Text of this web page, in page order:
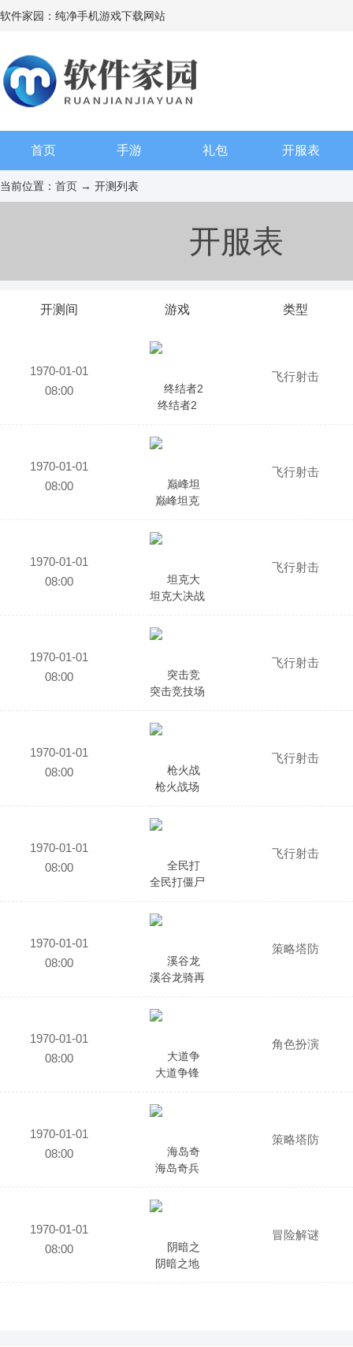
软件家园：纯净手机游戏下载网站
首页 手游 礼包 开服表
当前位置： 首页 → 开测列表
开服表
开测间 游戏 类型
1970-01-01
08:00
终结者2
飞行射击
1970-01-01
08:00
巅峰坦克
飞行射击
1970-01-01
08:00
坦克大决战
飞行射击
1970-01-01
08:00
突击竞技场
飞行射击
1970-01-01
08:00
枪火战场
飞行射击
1970-01-01
08:00
全民打僵尸
飞行射击
1970-01-01
08:00
溪谷龙骑再
策略塔防
1970-01-01
08:00
大道争锋
角色扮演
1970-01-01
08:00
海岛奇兵
策略塔防
1970-01-01
08:00
阴暗之地
冒险解谜